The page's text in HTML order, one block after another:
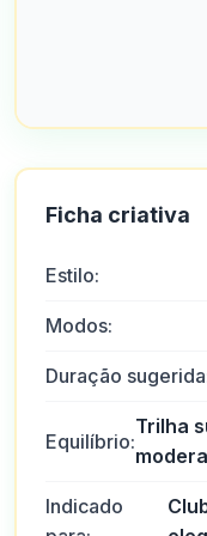
Ficha criativa
Estilo:
Modos:
Duração
Equilíbrio:
Trilha
Indicado2025-10-22 03:17:19
No geral, excelente